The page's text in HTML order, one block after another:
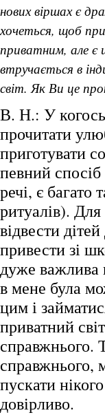
нових віршах є
хочеться, щоб
приватним, але є
втручається в
світ. Як Ви це
В. Н.: У
прочитати
приготувати
певний
речі, є багато
ритуалів).
відвести
привести зі
дуже важлива
в мене була
цим і
приватний
справжнього.
справжнього,
пускати
довірливо.